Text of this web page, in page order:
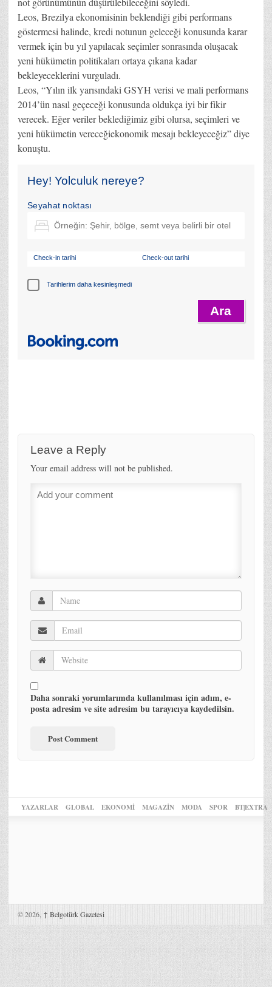
Leos, Brezilya ekonomisinin beklendiği gibi performans
göstermesi halinde, kredi notunun geleceği konusunda karar
vermek için bu yıl yapılacak seçimler sonrasında oluşacak
yeni hükümetin politikaları ortaya çıkana kadar
bekleyeceklerini vurguladı.
Leos, “Yılın ilk yarısındaki GSYH verisi ve mali performans
2014’ün nasıl geçeceği konusunda oldukça iyi bir fikir
verecek. Eğer veriler beklediğimiz gibi olursa, seçimleri ve
yeni hükümetin vereceğiekonomik mesajı bekleyeceğiz” diye
konuştu.
Hey! Yolculuk nereye?
Seyahat noktası
Check-in tarihi Check-out tarihi
Tarihlerim daha kesinleşmedi
Leave a Reply
Your email address will not be published.
Daha sonraki yorumlarımda kullanılması için adım, e-
posta adresim ve site adresim bu tarayıcıya kaydedilsin.
YAZARLAR GLOBAL EKONOMİ MAGAZİN MODA SPOR BT|EXTRA
© 2026, ↑ Belgotürk Gazetesi